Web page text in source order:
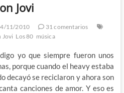
Jovi
11/2010
31 comentarios
Jovi Los 80 música
yo que siempre fueron unos
porque cuando el heavy estaba
decayó se reciclaron y ahora son
canciones de amor. Y eso es